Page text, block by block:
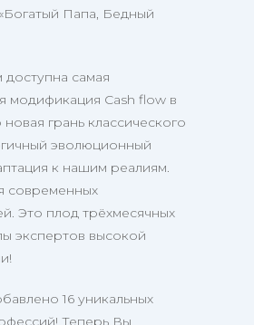
Папа, Бедный
доступна самая
модификация Cash flow в
грань классического
эволюционный
к нашим реалиям.
современных
Это плод трёхмесячных
экспертов высокой
16 уникальных
Теперь Вы